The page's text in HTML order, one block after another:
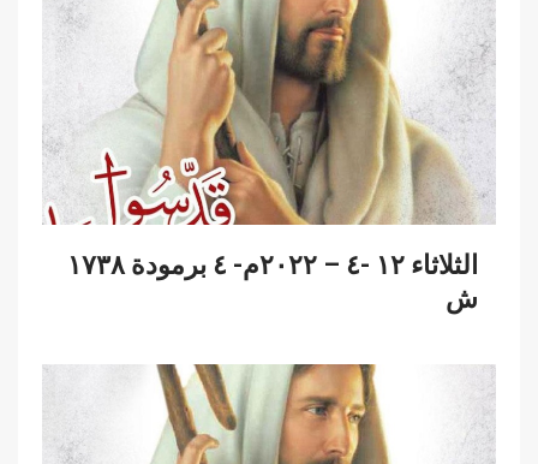
الثلاثاء ١٢ -٤ – ٢٠٢٢م- ٤ برمودة ١٧٣٨
ش